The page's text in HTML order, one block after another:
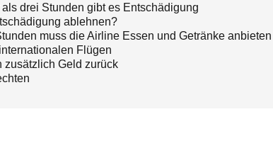
drei Stunden gibt es Entschädigung
ablehnen?
muss die Airline Essen und Getränke anbieten
Flügen
zusätzlich Geld zurück